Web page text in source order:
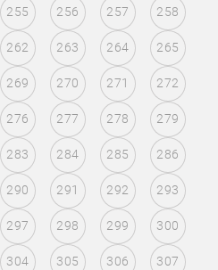
255 256 257 258
262 263 264 265
269 270 271 272
276 277 278 279
283 284 285 286
290 291 292 293
297 298 299 300
304 305 306 307